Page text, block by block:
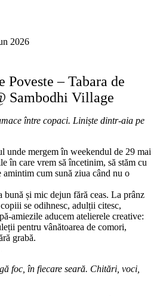
2026
Poveste – Tabara de
Sambodhi Village
între copaci. Liniște dintr-aia pe
unde mergem în weekendul de 29 mai
în care vrem să încetinim, să stăm cu
cum sună ziua când nu o
și mic dejun fără ceas. La prânz
se odihnesc, adulții citesc,
amiezile aducem atelierele creative:
pentru vânătoarea de comori,
grabă.
foc, în fiecare seară. Chitări, voci,